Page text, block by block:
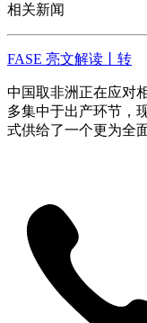
相关新闻
FASE 亮文解读丨转
中国取非洲正在应对
多集中于出产环节，
式供给了一个更为全